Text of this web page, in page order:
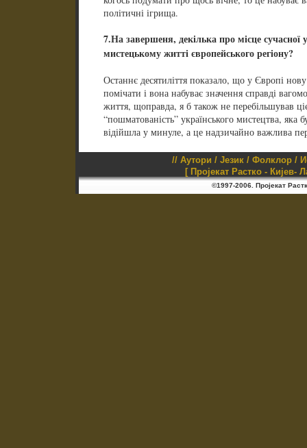
політичні ігрища.
7.На завершеня, декілька про місце сучасної
мистецькому житті європейського регіону?
Останнє десятиліття показало, що у Європі
помічати і вона набуває значення справді
життя, щоправда, я б також не перебільшував
“пошматованість” українського мистецтва, яка
відійшла у минуле, а це надзичайно важлива
// Аутори / Језик / Фолклор /
[ Пројекат Растко - Кијев-
©1997-2006. Пројекат